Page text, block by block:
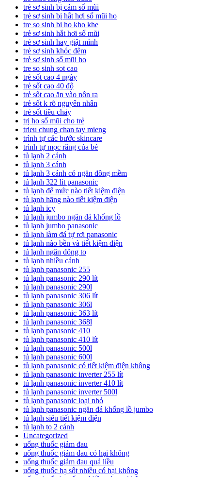
trẻ sơ sinh bị cảm sổ mũi
trẻ sơ sinh bị hắt hơi sổ mũi ho
tre so sinh bi ho kho khe
trẻ sơ sinh hắt hơi sổ mũi
trẻ sơ sinh hay giật mình
trẻ sơ sinh khóc đêm
trẻ sơ sinh sổ mũi ho
tre so sinh sot cao
trẻ sốt cao 4 ngày
trẻ sốt cao 40 độ
trẻ sốt cao ăn vào nôn ra
trẻ sốt k rõ nguyên nhân
trẻ sốt tiêu chảy
trị ho sổ mũi cho trẻ
trieu chung chan tay mieng
trình tự các bước skincare
trình tự mọc răng của bé
tủ lạnh 2 cánh
tủ lạnh 3 cánh
tủ lạnh 3 cánh có ngăn đông mềm
tủ lạnh 322 lít panasonic
tủ lạnh để mức nào tiết kiệm điện
tủ lạnh hãng nào tiết kiệm điện
tủ lạnh icy
tủ lạnh jumbo ngăn đá khổng lồ
tủ lạnh jumbo panasonic
tủ lạnh làm đá tự rơi panasonic
tủ lạnh nào bền và tiết kiệm điện
tủ lạnh ngăn đông to
tủ lạnh nhiều cánh
tủ lạnh panasonic 255
tủ lạnh panasonic 290 lít
tủ lạnh panasonic 290l
tủ lạnh panasonic 306 lít
tủ lạnh panasonic 306l
tủ lạnh panasonic 363 lít
tủ lạnh panasonic 368l
tủ lạnh panasonic 410
tủ lạnh panasonic 410 lít
tủ lạnh panasonic 500l
tủ lạnh panasonic 600l
tủ lạnh panasonic có tiết kiệm điện không
tủ lạnh panasonic inverter 255 lít
tủ lạnh panasonic inverter 410 lít
tủ lạnh panasonic inverter 500l
tủ lạnh panasonic loại nhỏ
tủ lạnh panasonic ngăn đá khổng lồ jumbo
tủ lạnh siêu tiết kiệm điện
tủ lạnh to 2 cánh
Uncategorized
uống thuốc giảm đau
uống thuốc giảm đau có hại không
uống thuốc giảm đau quá liều
uống thuốc hạ sốt nhiều có hại không